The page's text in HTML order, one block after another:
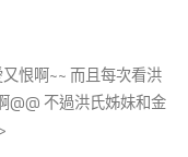
恨啊~~ 而且每次看洪
@@ 不過洪氏姊妹和金